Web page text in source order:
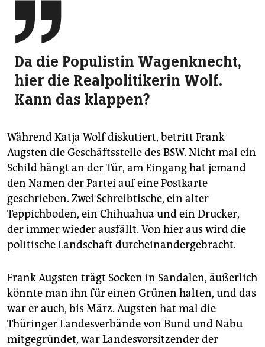

Da die Populistin Wagenknecht,
hier die Real­politikerin Wolf.
Kann das klappen?
Während Katja Wolf diskutiert, betritt Frank
Augsten die Geschäftsstelle des BSW. Nicht mal ein
Schild hängt an der Tür, am Eingang hat jemand
den Namen der Partei auf eine Postkarte
geschrieben. Zwei Schreibtische, ein alter
Teppichboden, ein Chihuahua und ein Drucker,
der immer wieder ausfällt. Von hier aus wird die
politische Landschaft durcheinandergebracht.
Frank Augsten trägt Socken in Sandalen, äußerlich
könnte man ihn für einen Grünen halten, und das
war er auch, bis März. Augsten hat mal die
Thüringer Landesverbände von Bund und Nabu
mitgegründet, war Landesvorsitzender der